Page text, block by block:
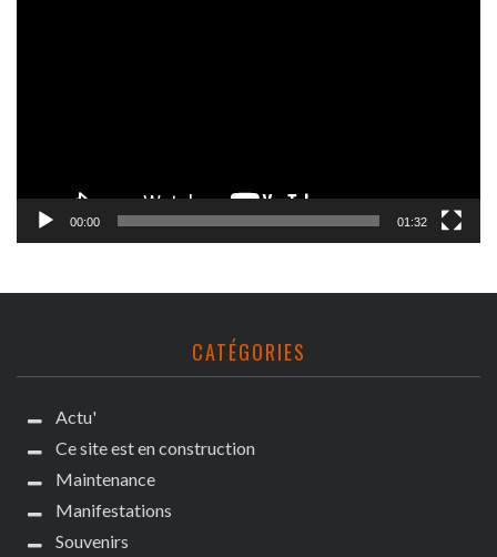
00:00 01:32
CATÉGORIES
Actu'
Ce site est en construction
Maintenance
Manifestations
Souvenirs